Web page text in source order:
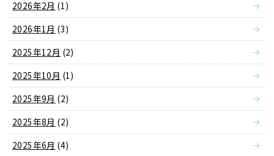
2026年2月 (1)
2026年1月 (3)
2025年12月 (2)
2025年10月 (1)
2025年9月 (2)
2025年8月 (2)
2025年6月 (4)